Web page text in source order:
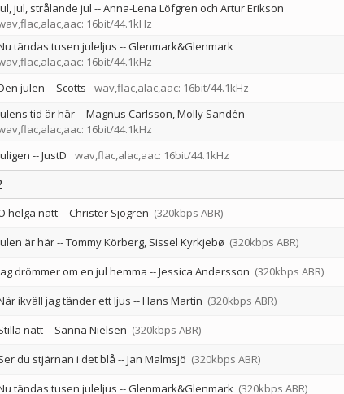
jul, strålande jul --Anna-Lena Löfgren och Artur Erikson
16bit/44.1kHz
tändas tusen juleljus --Glenmark&Glenmark
16bit/44.1kHz
julen -- Scotts wav,flac,alac,aac: 16bit/44.1kHz
tid är här--Magnus Carlsson Molly Sandén
16bit/44.1kHz
--JustD wav,flac,alac,aac: 16bit/44.1kHz
helga natt--Christer Sjögren (320kbps ABR)
är här--Tommy Körberg Sissel Kyrkjebø (320kbps ABR)
drömmer om en jul hemma --Jessica Andersson (320kbps ABR)
ikväll jag tänder ett ljus --Hans Martin (320kbps ABR)
natt-- Sanna Nielsen (320kbps ABR)
du stjärnan i det blå --Jan Malmsjö (320kbps ABR)
tändas tusen juleljus --Glenmark&Glenmark (320kbps ABR)